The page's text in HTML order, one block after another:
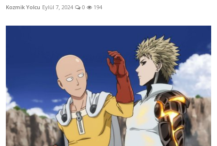
Kozmik Yolcu Eylül 7, 2024 0 194